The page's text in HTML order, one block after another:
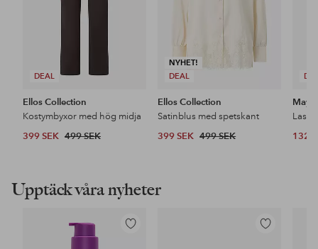
DEAL
Ellos Collection
Kostymbyxor med hög midja
399 SEK 499 SEK
NYHET!
DEAL
Ellos Collection
Satinblus med spetskant
399 SEK 499 SEK 132
Upptäck våra nyheter
Lägg
Lägg